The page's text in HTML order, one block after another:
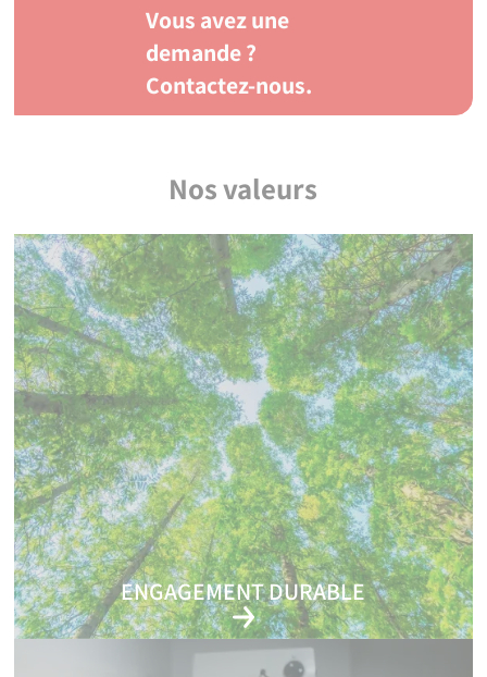
Vous avez une
demande ?
Contactez-nous.
Nos valeurs
ENGAGEMENT DURABLE
Préserver les ressources pour les générations futures